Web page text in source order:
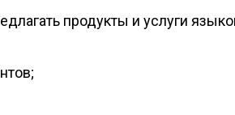
продукты и услуги